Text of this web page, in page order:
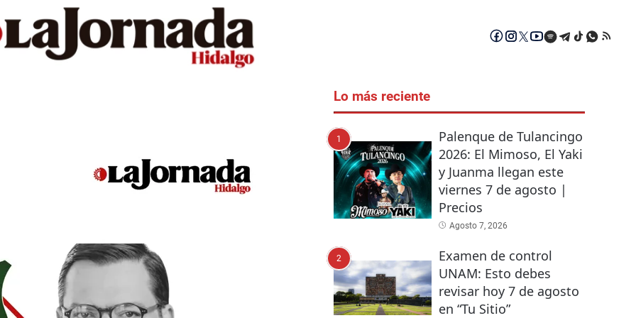
Lo más reciente
1
Palenque de Tulancingo
2026: El Mimoso, El Yaki
y Juanma llegan este
viernes 7 de agosto |
Precios
Agosto 7, 2026
2
Examen de control
UNAM: Esto debes
revisar hoy 7 de agosto
en “Tu Sitio”